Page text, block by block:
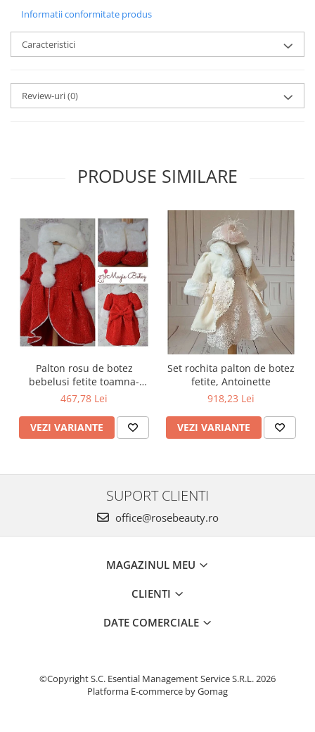
Informatii conformitate produs
Caracteristici
Review-uri(0)
PRODUSE SIMILARE
Palton rosu de botez
bebelusi fetite toamna-
iarna 3 piese, LOVE
467,78 Lei
VEZI VARIANTE
Set rochita palton de botez
fetite, Antoinette
918,23 Lei
VEZI VARIANTE
SUPORT CLIENTI
office@rosebeauty.ro
MAGAZINUL MEU
CLIENTI
DATE COMERCIALE
©Copyright S.C. Esential Management Service S.R.L. 2026
Platforma E-commerce by Gomag